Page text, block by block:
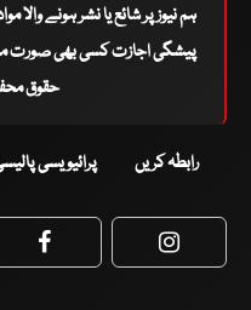
ہم نیوز پر شائع یا نشر ہونے والا
پیشگی اجازت کسی بھی صورت
حقوق
رابطہ کریں پرائیویسی
Facebook